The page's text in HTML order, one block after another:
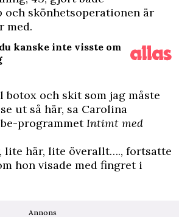
och skönhetsoperationen är
med.
kanske inte visste om
botox och skit som jag måste
ut så här, sa Carolina
programmetIntimt med
lite här, lite överallt…., fortsatte
hon visade med fingret i
Annons